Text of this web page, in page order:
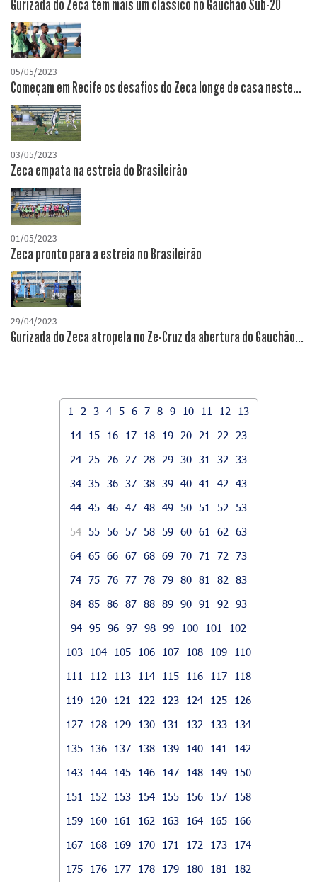
Gurizada do Zeca tem mais um clássico no Gauchão Sub-20
05/05/2023
Começam em Recife os desafios do Zeca longe de casa neste...
03/05/2023
Zeca empata na estreia do Brasileirão
01/05/2023
Zeca pronto para a estreia no Brasileirão
29/04/2023
Gurizada do Zeca atropela no Ze-Cruz da abertura do Gauchão...
1 2 3 4 5 6 7 8 9 10 11 12
13
14
15 16 17 18 19 20 21 22
23
24
25 26 27 28 29 30 31 32
33
34 35 36 37 38 39 40 41 42
43
44 45 46 47 48 49 50 51 52
53
54 55 56 57 58 59 60 61 62
63
64 65 66 67 68 69 70 71 72
73
74 75 76 77 78 79 80 81 82
83
84 85 86 87 88 89 90 91 92
93
94 95 96 97 98 99 100 101
102
103
104 105 106 107 108 109
110
111
112 113 114 115 116 117
118
119
120 121 122 123 124 125
126
127
128 129 130 131 132 133
134
135
136 137 138 139 140 141
142
143
144 145 146 147 148 149
150
151
152 153 154 155 156 157
158
159
160 161 162 163 164 165
166
167
168 169 170 171 172 173
174
175
176 177 178 179 180 181
182